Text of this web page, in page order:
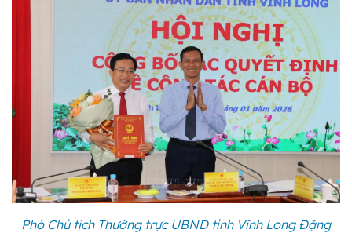
Phó Chủ tịch Thường trực UBND tỉnh Vĩnh Long Đặng